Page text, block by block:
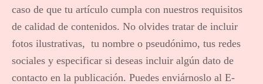
caso de que tu artículo cumpla con nuestros requisitos
de calidad de contenidos. No olvides tratar de incluir
fotos ilustrativas, tu nombre o pseudónimo, tus redes
sociales y especificar si deseas incluir algún dato de
contacto en la publicación. Puedes enviárnoslo al E-